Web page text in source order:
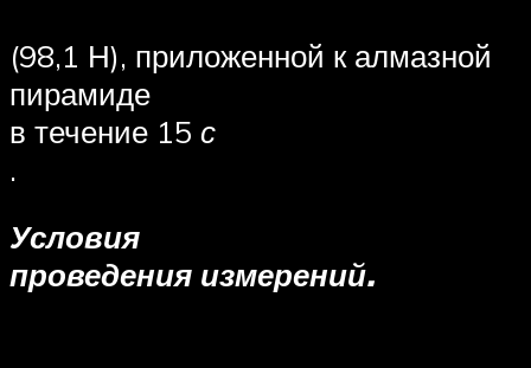
(98,1 Н), приложенной к алмазной
пирамиде
в течение 15 с
.
Условия
проведения измерений.